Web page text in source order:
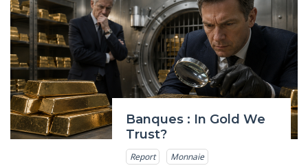
Banques : In Gold We
Trust?
Report Monnaie